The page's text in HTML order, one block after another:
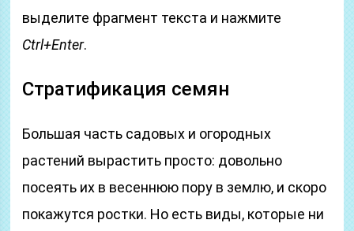
выделите фрагмент текста и нажмите
Ctrl+Enter.
Стратификация семян
Большая часть садовых и огородных
растений вырастить просто: довольно
посеять их в весеннюю пору в землю, и скоро
покажутся ростки. Но есть виды, которые ни